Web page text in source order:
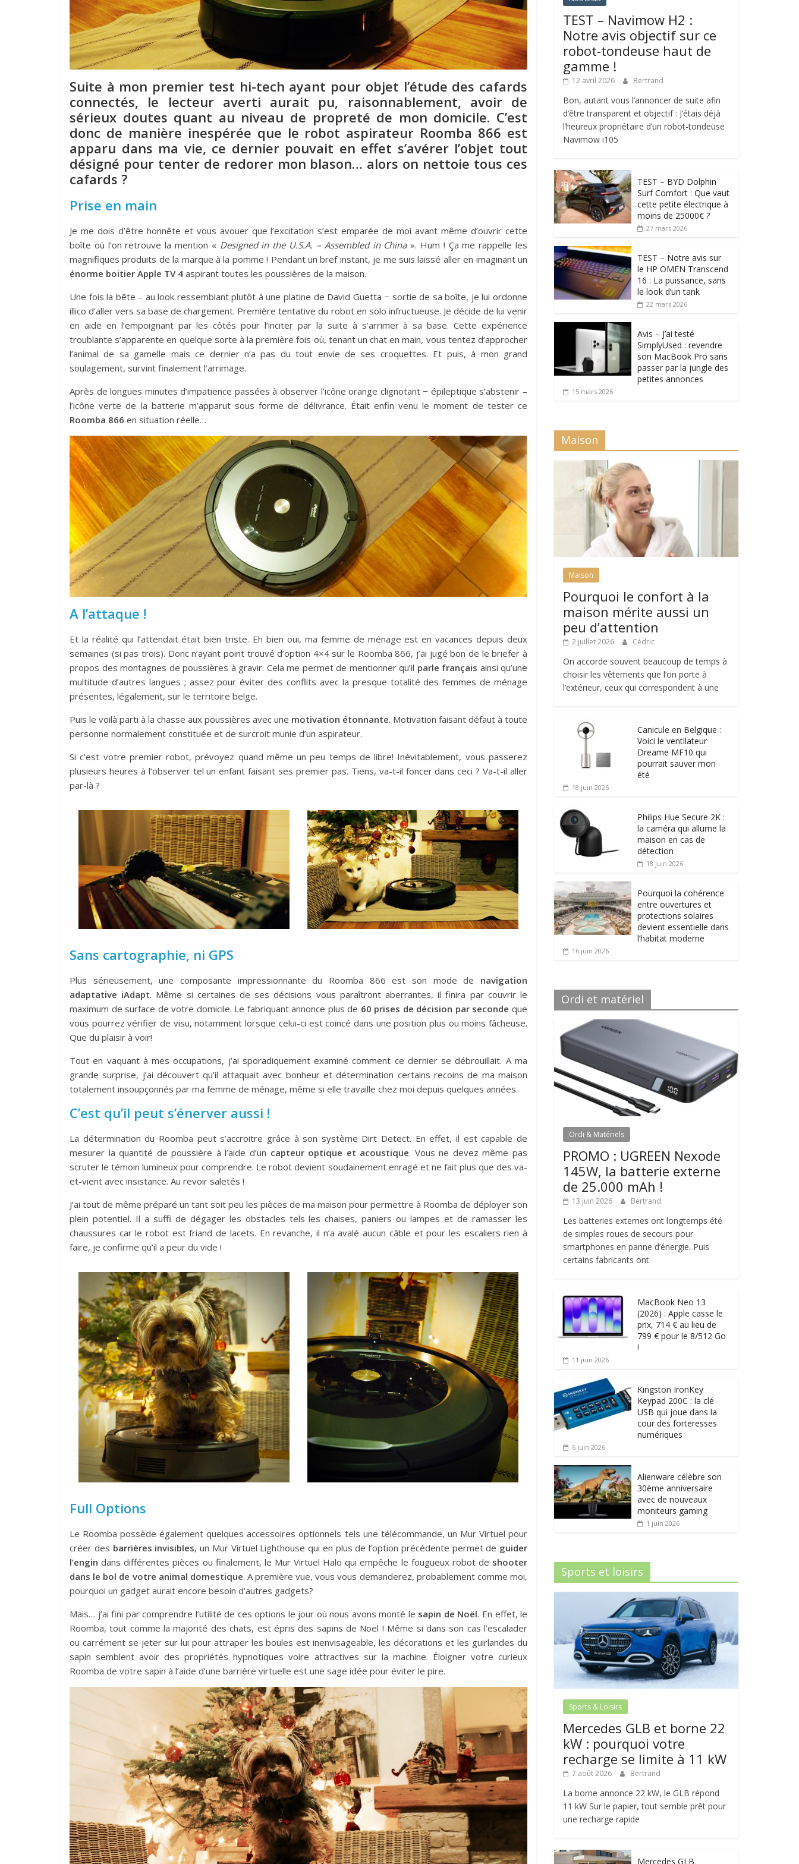
Suite à mon premier test hi-tech ayant pour objet l’étude des cafards
connectés, le lecteur averti aurait pu, raisonnablement, avoir de
sérieux doutes quant au niveau de propreté de mon domicile. C’est
donc de manière inespérée que le robot aspirateur Roomba 866 est
apparu dans ma vie, ce dernier pouvait en effet s’avérer l’objet tout
désigné pour tenter de redorer mon blason… alors on nettoie tous ces
cafards ?
Prise en main
Je me dois d’être honnête et vous avouer que l’excitation s’est emparée de moi avant même d’ouvrir cette
boîte où l’on retrouve la mention « Designed in the U.S.A. – Assembled in China». Hum ! Ça me rappelle les
magnifiques produits de la marque à la pomme ! Pendant un bref instant, je me suis laissé aller en imaginant un
énorme boitier Apple TV 4 aspirant toutes les poussières de la maison.
Une fois la bête – au look ressemblant plutôt à une platine de David Guetta − sortie de sa boîte, je lui ordonne
illico d’aller vers sa base de chargement. Première tentative du robot en solo infructueuse. Je décide de lui venir
en aide en l’empoignant par les côtés pour l’inciter par la suite à s’arrimer à sa base. Cette expérience
troublante s’apparente en quelque sorte à la première fois où, tenant un chat en main, vous tentez d’approcher
l’animal de sa gamelle mais ce dernier n’a pas du tout envie de ses croquettes. Et puis, à mon grand
soulagement, survint finalement l’arrimage.
Après de longues minutes d’impatience passées à observer l’icône orange clignotant − épileptique s’abstenir –
l’icône verte de la batterie m’apparut sous forme de délivrance. Était enfin venu le moment de tester ce
Roomba 866 en situation réelle…
A l’attaque !
Et la réalité qui l’attendait était bien triste. Eh bien oui, ma femme de ménage est en vacances depuis deux
semaines (si pas trois). Donc n’ayant point trouvé d’option 4×4 sur le Roomba 866, j’ai jugé bon de le briefer à
propos des montagnes de poussières à gravir. Cela me permet de mentionner qu’il parle français ainsi qu’une
multitude d’autres langues ; assez pour éviter des conflits avec la presque totalité des femmes de ménage
présentes, légalement, sur le territoire belge.
Puis le voilà parti à la chasse aux poussières avec une motivation étonnante. Motivation faisant défaut à toute
personne normalement constituée et de surcroit munie d’un aspirateur.
Si c’est votre premier robot, prévoyez quand même un peu temps de libre! Inévitablement, vous passerez
plusieurs heures à l’observer tel un enfant faisant ses premier pas. Tiens, va-t-il foncer dans ceci ? Va-t-il aller
par-là ?
Sans cartographie, ni GPS
Plus sérieusement, une composante impressionnante du Roomba 866 est son mode de navigation
adaptative iAdapt. Même si certaines de ses décisions vous paraîtront aberrantes, il finira par couvrir le
maximum de surface de votre domicile. Le fabriquant annonce plus de 60 prises de décision par seconde que
vous pourrez vérifier de visu, notamment lorsque celui-ci est coincé dans une position plus ou moins fâcheuse.
Que du plaisir à voir!
Tout en vaquant à mes occupations, j’ai sporadiquement examiné comment ce dernier se débrouillait. A ma
grande surprise, j’ai découvert qu’il attaquait avec bonheur et détermination certains recoins de ma maison
totalement insoupçonnés par ma femme de ménage, même si elle travaille chez moi depuis quelques années.
C’est qu’il peut s’énerver aussi !
La détermination du Roomba peut s’accroitre grâce à son système Dirt Detect. En effet, il est capable de
mesurer la quantité de poussière à l’aide d’un capteur optique et acoustique. Vous ne devez même pas
scruter le témoin lumineux pour comprendre. Le robot devient soudainement enragé et ne fait plus que des va-
et-vient avec insistance. Au revoir saletés !
J’ai tout de même préparé un tant soit peu les pièces de ma maison pour permettre à Roomba de déployer son
plein potentiel. Il a suffi de dégager les obstacles tels les chaises, paniers ou lampes et de ramasser les
chaussures car le robot est friand de lacets. En revanche, il n’a avalé aucun câble et pour les escaliers rien à
faire, je confirme qu’il a peur du vide !
Full Options
Le Roomba possède également quelques accessoires optionnels tels une télécommande, un Mur Virtuel pour
créer des barrières invisibles, un Mur Virtuel Lighthouse qui en plus de l’option précédente permet de guider
l’engin dans différentes pièces ou finalement, le Mur Virtuel Halo qui empêche le fougueux robot de shooter
dans le bol de votre animal domestique. A première vue, vous vous demanderez, probablement comme moi,
pourquoi un gadget aurait encore besoin d’autres gadgets?
Mais… j’ai fini par comprendre l’utilité de ces options le jour où nous avons monté le sapin de Noël. En effet, le
Roomba, tout comme la majorité des chats, est épris des sapins de Noël ! Même si dans son cas l’escalader
ou carrément se jeter sur lui pour attraper les boules est inenvisageable, les décorations et les guirlandes du
sapin semblent avoir des propriétés hypnotiques voire attractives sur la machine. Éloigner votre curieux
Roomba de votre sapin à l’aide d’une barrière virtuelle est une sage idée pour éviter le pire.
TEST – Navimow H2 :
Notre avis objectif sur ce
robot-tondeuse haut de
gamme !
12 avril 2026 Bertrand
Bon, autant vous l’annoncer de suite afin
d’être transparent et objectif : J’étais déjà
l’heureux propriétaire d’un robot-tondeuse
Navimow i105
TEST – BYD Dolphin
Surf Comfort : Que vaut
cette petite électrique à
moins de 25000€ ?
27 mars 2026
TEST – Notre avis sur
le HP OMEN Transcend
16 : La puissance, sans
le look d’un tank
22 mars 2026
Avis – J’ai testé
SimplyUsed : revendre
son MacBook Pro sans
passer par la jungle des
petites annonces
15 mars 2026
Maison
Maison
Pourquoi le confort à la
maison mérite aussi un
peu d’attention
2 juillet 2026 Cédric
On accorde souvent beaucoup de temps à
choisir les vêtements que l’on porte à
l’extérieur, ceux qui correspondent à une
Canicule en Belgique :
Voici le ventilateur
Dreame MF10 qui
pourrait sauver mon
été
18 juin 2026
Philips Hue Secure 2K :
la caméra qui allume la
maison en cas de
détection
18 juin 2026
Pourquoi la cohérence
entre ouvertures et
protections solaires
devient essentielle dans
l’habitat moderne
16 juin 2026
Ordi et matériel
Ordi & Matériels
PROMO : UGREEN Nexode
145W, la batterie externe
de 25.000 mAh !
13 juin 2026 Bertrand
Les batteries externes ont longtemps été
de simples roues de secours pour
smartphones en panne d’énergie. Puis
certains fabricants ont
MacBook Neo 13
(2026) : Apple casse le
prix, 714 € au lieu de
799 € pour le 8/512 Go
!
11 juin 2026
Kingston IronKey
Keypad 200C : la clé
USB qui joue dans la
cour des forteresses
numériques
6 juin 2026
Alienware célèbre son
30ème anniversaire
avec de nouveaux
moniteurs gaming
1 juin 2026
Sports et loisirs
Sports & Loisirs
Mercedes GLB et borne 22
kW : pourquoi votre
recharge se limite à 11 kW
7 août 2026 Bertrand
La borne annonce 22 kW, le GLB répond
11 kW Sur le papier, tout semble prêt pour
une recharge rapide
Mercedes GLB